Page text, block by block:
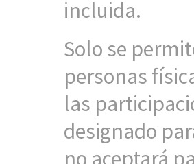
incluida.
Solo se
personas
las
designado